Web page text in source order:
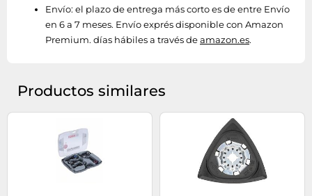
Envío: el plazo de entrega más corto es de entre Envío
en 6 a 7 meses. Envío exprés disponible con Amazon
Premium. días hábiles a través deamazon.es.
Productos similares